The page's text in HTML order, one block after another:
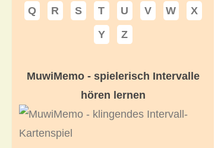
Q
R S T U V W
X
Y
Z
MuwiMemo - spielerisch Intervalle
hören lernen